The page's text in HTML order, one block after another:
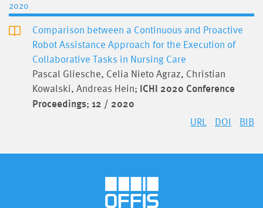
2020
Comparison between a Continuous and Proactive
Robot Assistance Approach for the Execution of
Collaborative Tasks in Nursing Care
Pascal Gliesche, Celia Nieto Agraz, Christian
Kowalski, Andreas Hein; ICHI 2020 Conference
Proceedings; 12 / 2020
URL DOI BIB